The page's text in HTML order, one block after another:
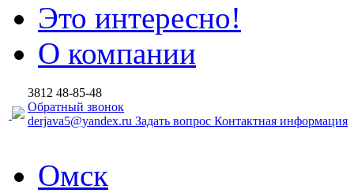
Это интересно!
О компании
3812 48-85-48
Обратный звонок
derjava5@yandex.ru Задать вопрос Контактная информация
Омск